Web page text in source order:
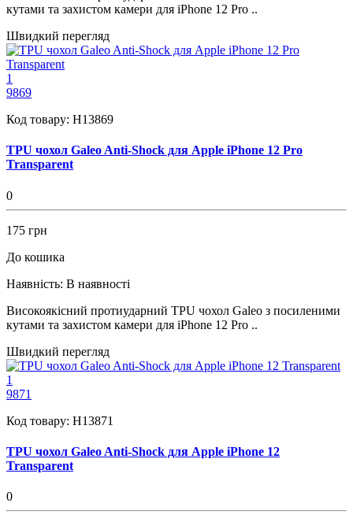
кутами та захистом камери для iPhone 12 Pro ..
Швидкий перегляд
1
9869
Код товару: H13869
TPU чохол Galeo Anti-Shock для Apple iPhone 12 Pro
Transparent
0
175 грн
До кошика
Наявність: В наявності
Високоякісний протиударний TPU чохол Galeo з посиленими
кутами та захистом камери для iPhone 12 Pro ..
Швидкий перегляд
1
9871
Код товару: H13871
TPU чохол Galeo Anti-Shock для Apple iPhone 12
Transparent
0